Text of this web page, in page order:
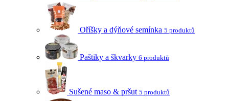
Oříšky a dýňové semínka 5 produktů
Paštiky a škvarky 6 produktů
Sušené maso & pršut 5 produktů